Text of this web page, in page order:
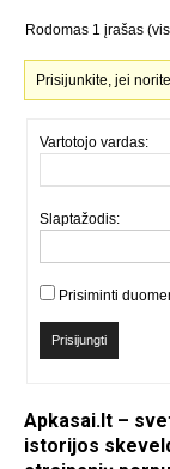
Rodomas 1 įrašas
Prisijunkite, jei
Vartotojo vardas:
Slaptažodis:
Prisiminti
Prisijungti
Apkasai.lt –
istorijos